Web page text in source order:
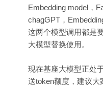
Embedding model，
chagGPT，
这两个模型调用都是
大模型替换使用。
现在基座大模型正处
送token额度，建议